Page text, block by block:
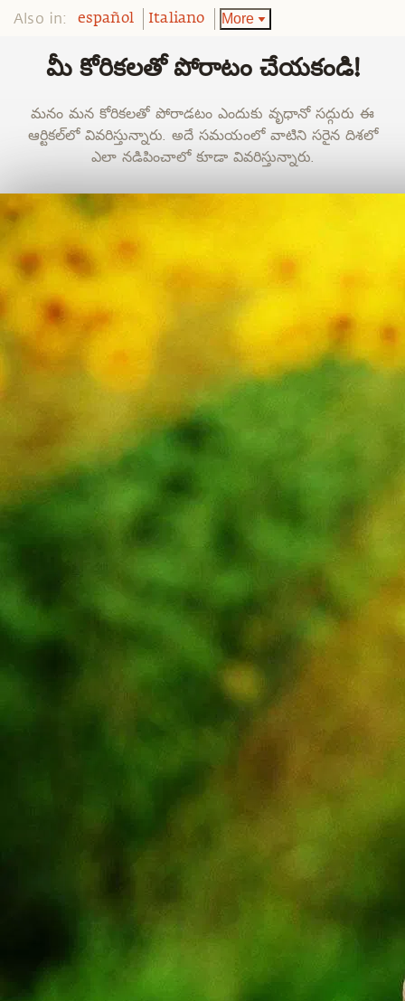
Also in: español Italiano More
మీ కోరికలతో పోరాటం చేయకండి!
మనం మన కోరికలతో పోరాడటం ఎందుకు వృధానో సద్గురు ఈ
ఆర్టికల్‌లో వివరిస్తున్నారు. అదే సమయంలో వాటిని సరైన దిశలో
ఎలా నడిపించాలో కూడా వివరిస్తున్నారు.